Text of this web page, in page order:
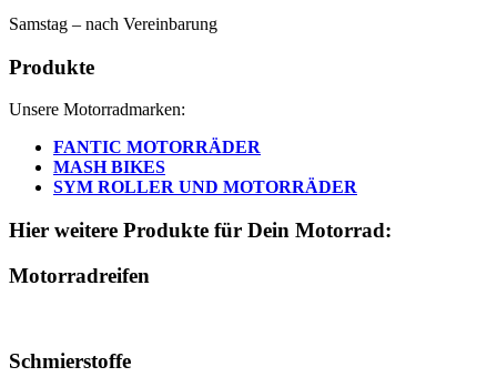
Samstag – nach Vereinbarung
Produkte
Unsere Motorradmarken:
FANTIC MOTORRÄDER
MASH BIKES
SYM ROLLER UND MOTORRÄDER
Hier weitere Produkte für Dein Motorrad:
Motorradreifen
Schmierstoffe